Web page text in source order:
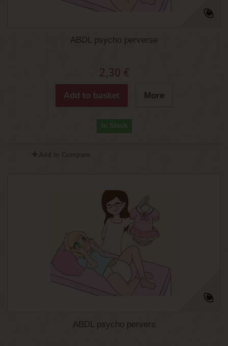
ABDL psycho perverse
2,30 €
Add to basket More
In Stock
ABDL psycho pervers
(aucune image de mineur n'est présente sur ce site)